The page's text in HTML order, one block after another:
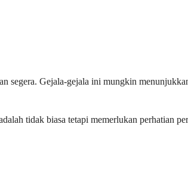
segera. Gejala-gejala ini mungkin
tidak biasa tetapi memerlukan perhatian